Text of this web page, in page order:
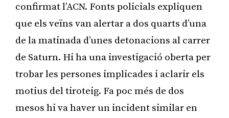
confirmat l’ACN. Fonts policials expliquen
que els veïns van alertar a dos quarts d’una
de la matinada d’unes detonacions al carrer
de Saturn. Hi ha una investigació oberta per
trobar les persones implicades i aclarir els
motius del tiroteig. Fa poc més de dos
mesos hi va haver un incident similar en